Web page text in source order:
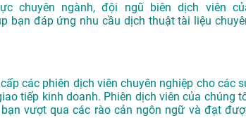
chuyên ngành, đội ngũ biên dịch viên
bạn đáp ứng nhu cầu dịch thuật tài liệu
các phiên dịch viên chuyên nghiệp cho các
tiếp kinh doanh. Phiên dịch viên của chúng
vượt qua các rào cản ngôn ngữ và đạt